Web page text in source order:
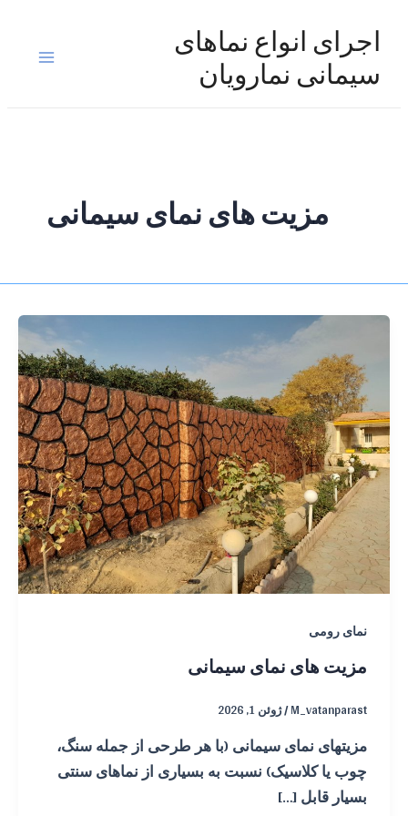
اجرای انواع نماهای
سیمانی نمارویان
Main
مزیت های نمای سیمانی
نمای رومی
مزیت های نمای سیمانی
M_vatanparast
/ژوئن 1, 2026
مزیتهای نمای سیمانی (با هر طرحی از جمله سنگ،
چوب یا کلاسیک) نسبت به بسیاری از نماهای سنتی
بسیار قابل […]